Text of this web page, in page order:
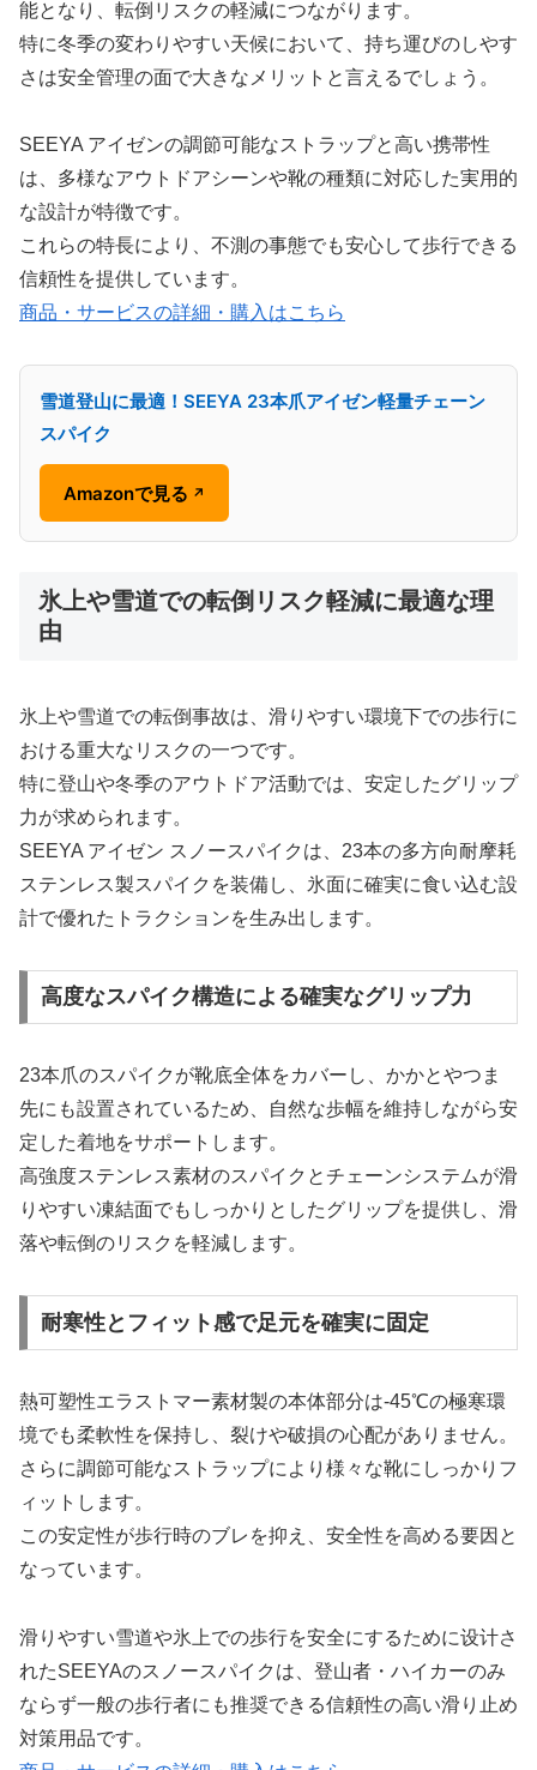
能となり、転倒リスクの軽減につながります。
特に冬季の変わりやすい天候において、持ち運びのしやす
さは安全管理の面で大きなメリットと言えるでしょう。
SEEYA アイゼンの調節可能なストラップと高い携帯性
は、多様なアウトドアシーンや靴の種類に対応した実用的
な設計が特徴です。
これらの特長により、不測の事態でも安心して歩行できる
信頼性を提供しています。
商品・サービスの詳細・購入はこちら
雪道登山に最適！SEEYA 23本爪アイゼン軽量チェーン
スパイク
Amazonで見る ↗
氷上や雪道での転倒リスク軽減に最適な理
由
氷上や雪道での転倒事故は、滑りやすい環境下での歩行に
おける重大なリスクの一つです。
特に登山や冬季のアウトドア活動では、安定したグリップ
力が求められます。
SEEYA アイゼン スノースパイクは、23本の多方向耐摩耗
ステンレス製スパイクを装備し、氷面に確実に食い込む設
計で優れたトラクションを生み出します。
高度なスパイク構造による確実なグリップ力
23本爪のスパイクが靴底全体をカバーし、かかとやつま
先にも設置されているため、自然な歩幅を維持しながら安
定した着地をサポートします。
高強度ステンレス素材のスパイクとチェーンシステムが滑
りやすい凍結面でもしっかりとしたグリップを提供し、滑
落や転倒のリスクを軽減します。
耐寒性とフィット感で足元を確実に固定
熱可塑性エラストマー素材製の本体部分は-45℃の極寒環
境でも柔軟性を保持し、裂けや破損の心配がありません。
さらに調節可能なストラップにより様々な靴にしっかりフ
ィットします。
この安定性が歩行時のブレを抑え、安全性を高める要因と
なっています。
滑りやすい雪道や氷上での歩行を安全にするために设计さ
れたSEEYAのスノースパイクは、登山者・ハイカーのみ
ならず一般の歩行者にも推奨できる信頼性の高い滑り止め
対策用品です。